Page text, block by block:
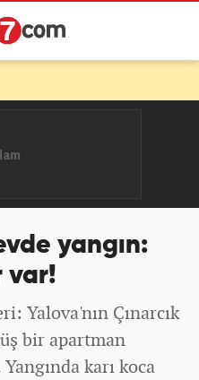
yangın:
var!
Yalova'nın Çınarcık
bir apartman
karı koca